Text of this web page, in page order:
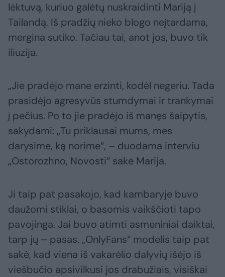
lėktuvą, kuriuo galėtų nuskraidinti Mariją į
Tailandą. Iš pradžių nieko blogo neįtardama,
mergina sutiko. Tačiau tai, anot jos, buvo tik
iliuzija.
„Jie pradėjo mane erzinti, kodėl negeriu. Tada
prasidėjo agresyvūs stumdymai ir trankymai
į pečius. Po to jie pradėjo iš manęs šaipytis,
sakydami: „Tu priklausai mums, mes
darysime, ką norime“, – duodama interviu
„Ostorozhno, Novosti“ sakė Marija.
Ji taip pat pasakojo, kad kambaryje buvo
daužomi stiklai, o basomis vaikščioti tapo
pavojinga. Jai buvo atimti asmeniniai daiktai,
tarp jų – pasas. „OnlyFans“ modelis taip pat
sakė, kad viena iš vakarėlio dalyvių išėjo iš
viešbučio apsivilkusi jos drabužiais, visiškai